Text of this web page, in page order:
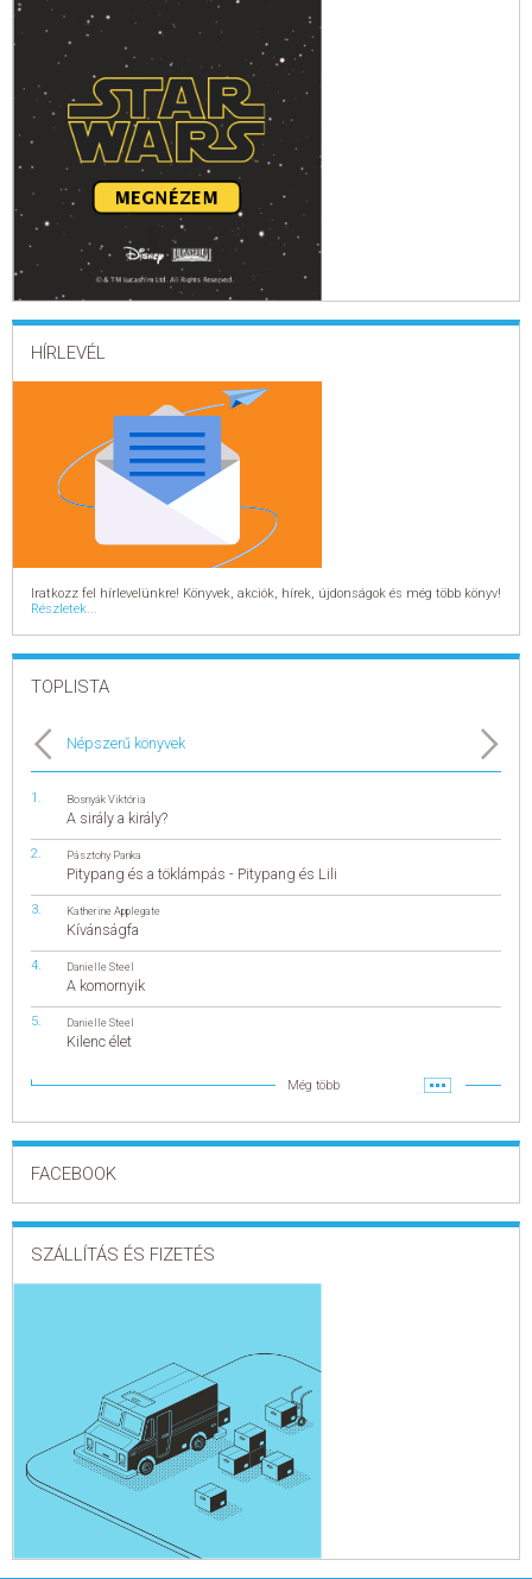
HÍRLEVÉL
Iratkozz fel hírlevelünkre! Könyvek, akciók, hírek, újdonságok és még több könyv!
Részletek...
TOPLISTA
Népszerű könyvek
Bosnyák Viktória
A sirály a király?
Pásztohy Panka
Pitypang és a töklámpás - Pitypang és Lili
Katherine Applegate
Kívánságfa
Danielle Steel
A komornyik
Danielle Steel
Kilenc élet
Még több
FACEBOOK
SZÁLLÍTÁS ÉS FIZETÉS